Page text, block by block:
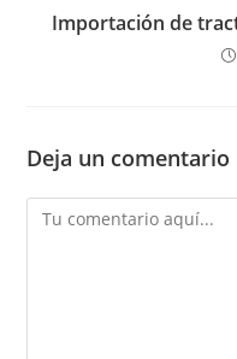
Importación de
Deja un comentario